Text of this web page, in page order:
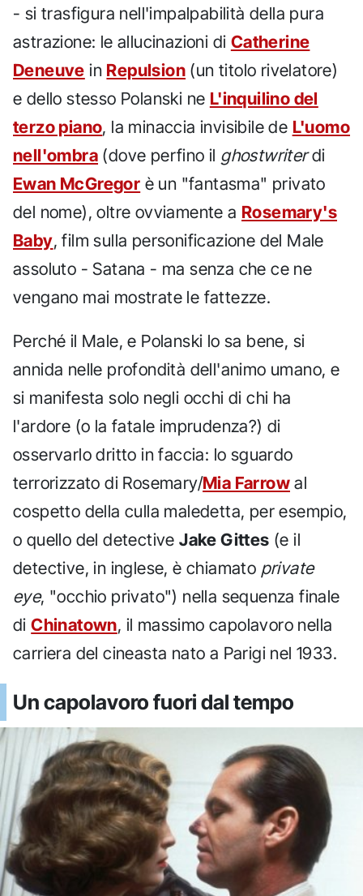
- si trasfigura nell'impalpabilità della pura
astrazione: le allucinazioni di Catherine
Deneuve in Repulsion (un titolo rivelatore)
e dello stesso Polanski ne L'inquilino del
terzo piano, la minaccia invisibile de L'uomo
nell'ombra (dove perfino il ghostwriterdi
Ewan McGregor è un "fantasma" privato
del nome), oltre ovviamente a Rosemary's
Baby, film sulla personificazione del Male
assoluto - Satana - ma senza che ce ne
vengano mai mostrate le fattezze.
Perché il Male, e Polanski lo sa bene, si
annida nelle profondità dell'animo umano, e
si manifesta solo negli occhi di chi ha
l'ardore (o la fatale imprudenza?) di
osservarlo dritto in faccia: lo sguardo
terrorizzato di Rosemary/Mia Farrow al
cospetto della culla maledetta, per esempio,
o quello del detectiveJake Gittes (e il
detective, in inglese, è chiamato private
eye, "occhio privato") nella sequenza finale
diChinatown, il massimo capolavoro nella
carriera del cineasta nato a Parigi nel 1933.
Un capolavoro fuori dal tempo